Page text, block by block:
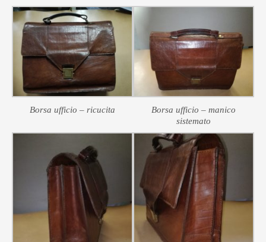
Borsa ufficio – ricucita
Borsa ufficio – manico
sistemato